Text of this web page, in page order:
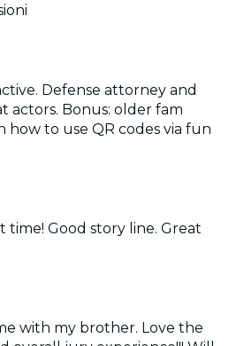
Defense attorney and
actors. Bonus: older fam
how to use QR codes via fun
time! Good story line. Great
with my brother. Love the